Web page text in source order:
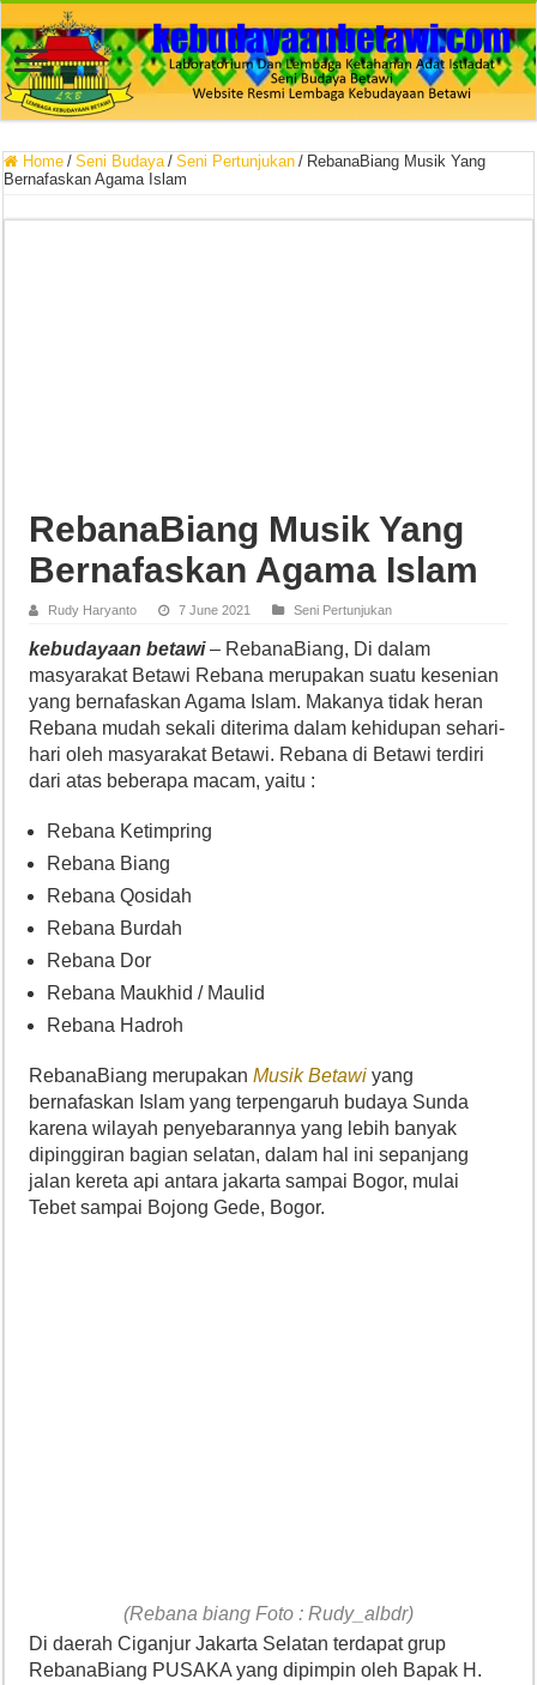
Home / Seni Budaya / Seni Pertunjukan / RebanaBiang Musik Yang
Bernafaskan Agama Islam
RebanaBiang Musik Yang
Bernafaskan Agama Islam
Rudy Haryanto 7 June 2021 Seni Pertunjukan
kebudayaan betawi– RebanaBiang, Di dalam
masyarakat Betawi Rebana merupakan suatu kesenian
yang bernafaskan Agama Islam. Makanya tidak heran
Rebana mudah sekali diterima dalam kehidupan sehari-
hari oleh masyarakat Betawi. Rebana di Betawi terdiri
dari atas beberapa macam, yaitu :
Rebana Ketimpring
Rebana Biang
Rebana Qosidah
Rebana Burdah
Rebana Dor
Rebana Maukhid / Maulid
Rebana Hadroh
RebanaBiang merupakanMusik Betawi yang
bernafaskan Islam yang terpengaruh budaya Sunda
karena wilayah penyebarannya yang lebih banyak
dipinggiran bagian selatan, dalam hal ini sepanjang
jalan kereta api antara jakarta sampai Bogor, mulai
Tebet sampai Bojong Gede, Bogor.
(Rebana biang Foto : Rudy_albdr)
Di daerah Ciganjur Jakarta Selatan terdapat grup
RebanaBiang PUSAKA yang dipimpin oleh Bapak H.